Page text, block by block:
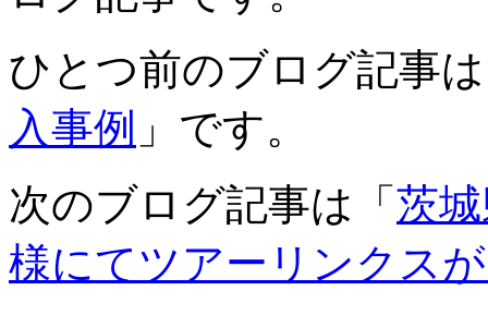
ひとつ前のブログ記事
入事例 」です。
次のブログ記事は「 茨
様にてツアーリンクス